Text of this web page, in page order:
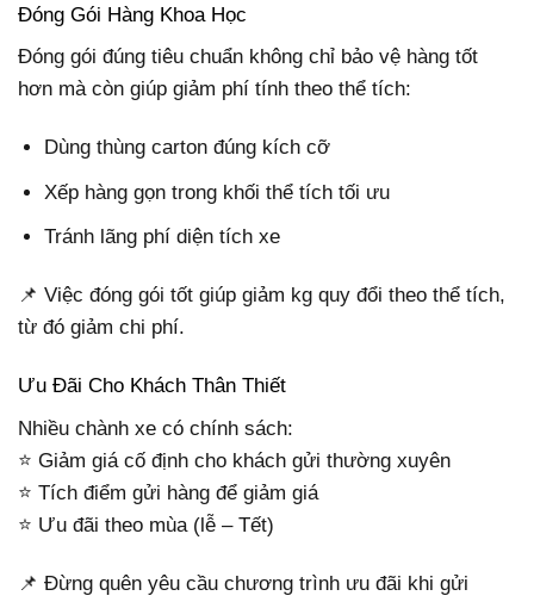
Đóng Gói Hàng Khoa Học
Đóng gói đúng tiêu chuẩn không chỉ bảo vệ hàng tốt
hơn mà còn giúp giảm phí tính theo thể tích:
Dùng thùng carton đúng kích cỡ
Xếp hàng gọn trong khối thể tích tối ưu
Tránh lãng phí diện tích xe
📌 Việc đóng gói tốt giúp giảm kg quy đổi theo thể tích,
từ đó giảm chi phí.
Ưu Đãi Cho Khách Thân Thiết
Nhiều chành xe có chính sách:
⭐ Giảm giá cố định cho khách gửi thường xuyên
⭐ Tích điểm gửi hàng để giảm giá
⭐ Ưu đãi theo mùa (lễ – Tết)
📌 Đừng quên yêu cầu chương trình ưu đãi khi gửi